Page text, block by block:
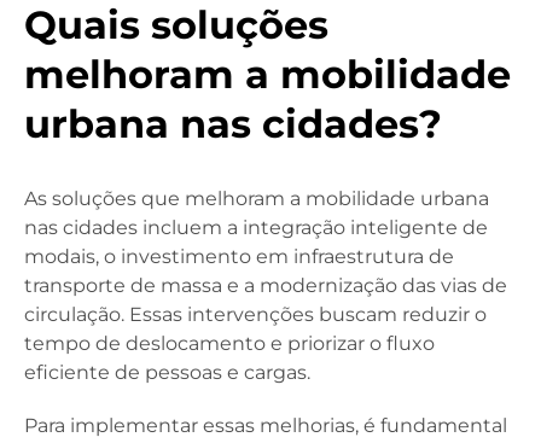
Quais soluções
melhoram a mobilidade
urbana nas cidades?
As soluções que melhoram a mobilidade urbana
nas cidades incluem a integração inteligente de
modais, o investimento em infraestrutura de
transporte de massa e a modernização das vias de
circulação. Essas intervenções buscam reduzir o
tempo de deslocamento e priorizar o fluxo
eficiente de pessoas e cargas.
Para implementar essas melhorias, é fundamental